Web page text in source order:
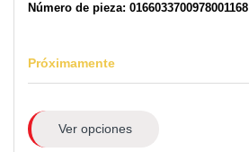
Número de pieza: 0166033700978001168
Próximamente
Ver opciones